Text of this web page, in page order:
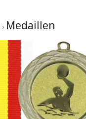
Medaillen